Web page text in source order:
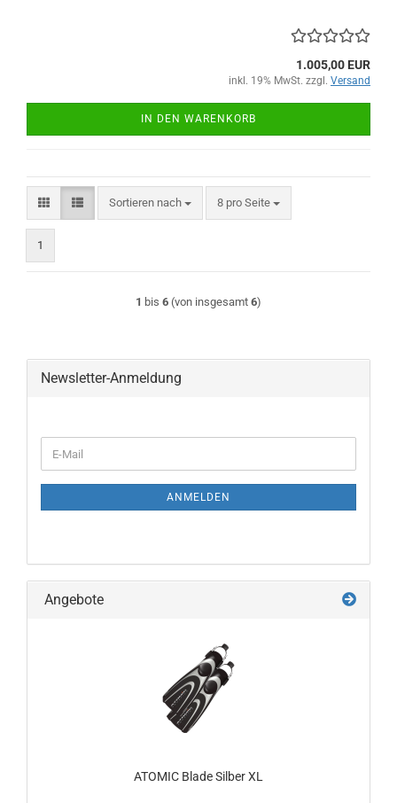
1.005,00 EUR
inkl. 19% MwSt. zzgl. Versand
IN DEN WARENKORB
Sortieren nach
Sortieren nach 8 pro Seite
pro Seite
1
1 bis 6 (von insgesamt 6)
Newsletter-Anmeldung
ZUR
E-
Mail
ANMELDEN
Angebote
ATOMIC Blade Silber XL